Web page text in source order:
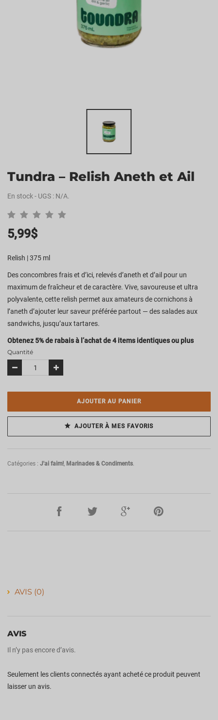
Tundra – Relish Aneth et Ail
En stock- UGS : N/A.
5,99$
Relish | 375 ml
Des concombres frais et d’ici, relevés d’aneth et d’ail pour un
maximum de fraîcheur et de caractère. Vive, savoureuse et ultra
polyvalente, cette relish permet aux amateurs de cornichons à
l’aneth d’ajouter leur saveur préférée partout — des salades aux
sandwichs, jusqu’aux tartares.
Obtenez 5% de rabais à l’achat de 4 items identiques ou plus
Quantité
AJOUTER AU PANIER
AJOUTER À MES FAVORIS
Catégories : J'ai faim!, Marinades & Condiments.
AVIS (0)
AVIS
Il n’y pas encore d’avis.
Seulement les clients connectés ayant acheté ce produit peuvent
laisser un avis.